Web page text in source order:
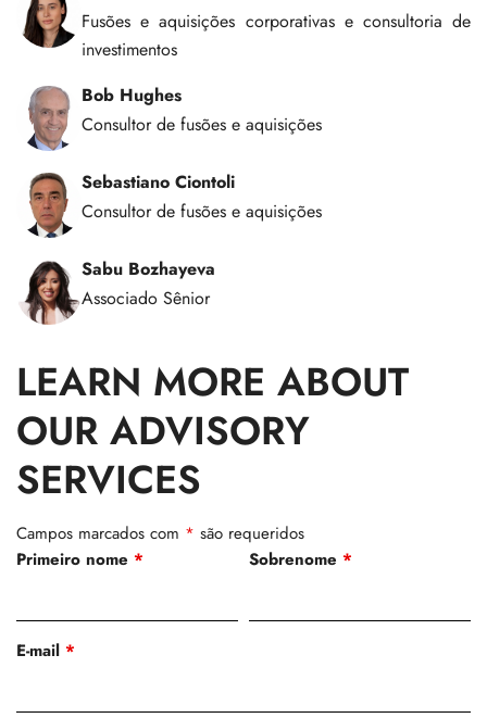
Fusões e aquisições corporativas e consultoria de
investimentos
Bob Hughes
Consultor de fusões e aquisições
Sebastiano Ciontoli
Consultor de fusões e aquisições
Sabu Bozhayeva
Associado Sênior
LEARN MORE ABOUT
OUR ADVISORY
SERVICES
Campos marcados com * são requeridos
Primeiro nome * Sobrenome *
E-mail *